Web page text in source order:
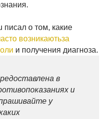
писал о том, какие
возникаютьза
и получения диагноза.
в
и
у